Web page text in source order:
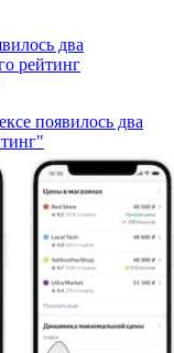
два
рейтинг
появилось два